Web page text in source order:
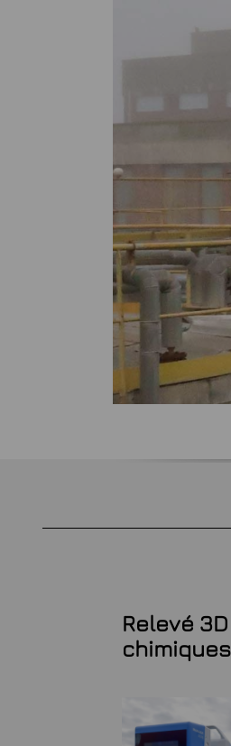
Relevé
chimiques